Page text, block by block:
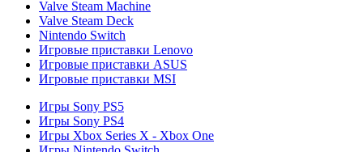
Valve Steam Machine
Valve Steam Deck
Nintendo Switch
Игровые приставки Lenovo
Игровые приставки ASUS
Игровые приставки MSI
Игры Sony PS5
Игры Sony PS4
Игры Xbox Series X - Xbox One